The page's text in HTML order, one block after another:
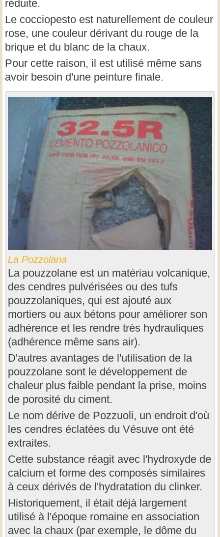
réduite.
Le cocciopesto est naturellement de couleur
rose, une couleur dérivant du rouge de la
brique et du blanc de la chaux.
Pour cette raison, il est utilisé même sans
avoir besoin d'une peinture finale.
La Pozzolana
La pouzzolane est un matériau volcanique,
des cendres pulvérisées ou des tufs
pouzzolaniques, qui est ajouté aux
mortiers ou aux bétons pour améliorer son
adhérence et les rendre très hydrauliques
(adhérence même sans air).
D'autres avantages de l'utilisation de la
pouzzolane sont le développement de
chaleur plus faible pendant la prise, moins
de porosité du ciment.
Le nom dérive de Pozzuoli, un endroit d'où
les cendres éclatées du Vésuve ont été
extraites.
Cette substance réagit avec l'hydroxyde de
calcium et forme des composés similaires
à ceux dérivés de l'hydratation du clinker.
Historiquement, il était déjà largement
utilisé à l'époque romaine en association
avec la chaux (par exemple, le dôme du